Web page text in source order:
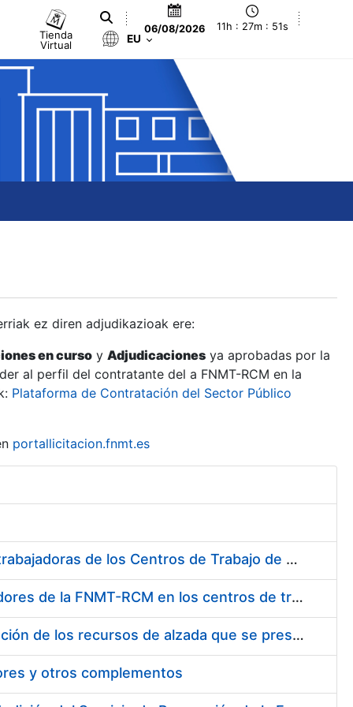
Tienda
Virtual
06/08/2026 11h : 27m : 52s
EU
ez diren adjudikazioak ere:
en curso y Adjudicaciones ya aprobadas por la
al perfil del contratante del a FNMT-RCM en la
Plataforma de Contratación del Sector Público
portallicitacion.fnmt.es
Suministro de Protectores Auditivos a medida para las personas trabajadoras de los Centros de Trabajo de Madrid y Burgos
Suministro de gafas graduadas antiproyecciones para los trabajadores de la FNMT-RCM en los centros de trabajo de Madrid y Burgos
Servicios de una empresa externa para el asesoramiento y resolución de los recursos de alzada que se presentan relacionados con procesos de selección para la FNMT-RCM
y otros complementos